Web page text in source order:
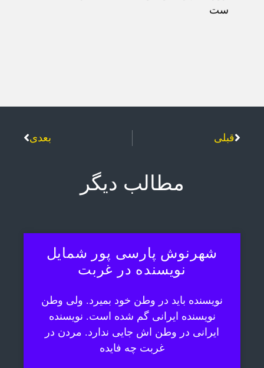
ست
قبلی بعدی
مطالب دیگر
شهرنوش پارسی پور شمایل
نویسنده در غربت
نویسنده باید در وطن خود بمیرد. ولی وطن
نویسنده ایرانی گم شده است. نویسنده
ایرانی در وطن اش جایی ندارد. مردن در
غربت چه فایده